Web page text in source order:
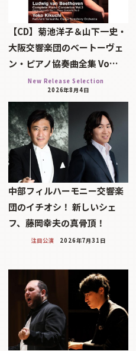
【CD】菊池洋子＆山下一史・
大阪交響楽団のベートーヴェ
ン・ピアノ協奏曲全集 Vo…
New Release Selection
2026年8月4日
中部フィルハーモニー交響楽
団のイチオシ！ 新しいシェ
フ、藤岡幸夫の真骨頂！
注目公演 2026年7月31日